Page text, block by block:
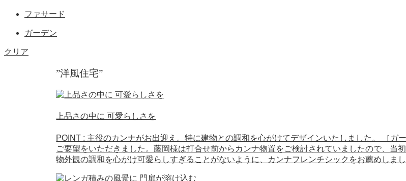
ファサード
ガーデン
クリア
”洋風住宅”
上品さの中に 可愛らしさを
POINT : 主役のカンナがお出迎え。特に建物との調和を心がけてデザインいたしました。 ［ガ
ご要望をいただきました。藤岡様は打合せ前からカンナ物置をご検討されていましたので、当
物外観の調和を心がけ可愛らしすぎることがないように、カンナフレンチシックをお薦めしま